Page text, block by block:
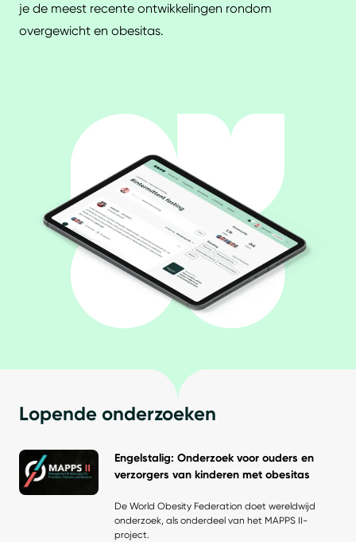
je de meest recente ontwikkelingen rondom
overgewicht en obesitas.
Lopende onderzoeken
Engelstalig: Onderzoek voor ouders en
verzorgers van kinderen met obesitas
De World Obesity Federation doet wereldwijd
onderzoek, als onderdeel van het MAPPS II-
project.